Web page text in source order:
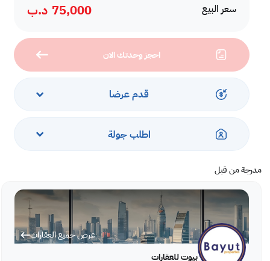
سعر البيع 75,000 د.ب
احجز وحدتك الان
قدم عرضا
اطلب جولة
مدرجة من قبل
عرض جميع العقارات
بيوت للعقارات
شرفة مطلة على البحيرة / البحر
منطقة معيشة وطعام حديثة.
مطبخ شبه مفتوح
موقف سيارات مخصص
حمام سباحة كبير وصالة ألعاب رياضية وبخار وساونا.
سعر البيع من 75000 دينار بحريني
مصطلح الدفع: نقدا أو قرض مصرفي مقبول